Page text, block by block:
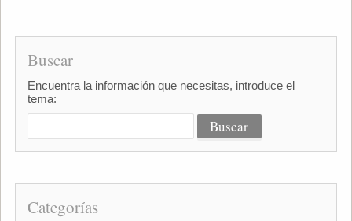
Buscar
Encuentra la información que necesitas, introduce el
tema:
Categorías